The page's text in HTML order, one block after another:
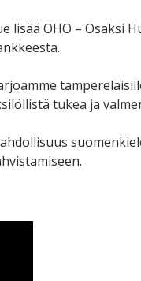
lisää OHO – Osaksi
tukea ja